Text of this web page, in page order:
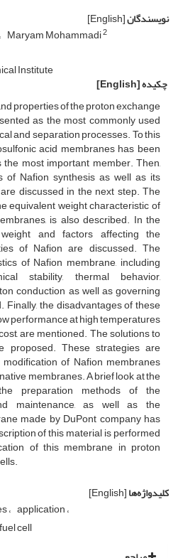
نویسندگان[English]
Maryam Mohammadi2
Institute
چکیده[English]
properties of the proton exchange
as the most commonly used
and separation processes. To this
acid membranes has been
most important member. Then,
of Nafion synthesis as well as its
discussed in the next step. The
equivalent weight characteristic of
is also described. In the
and factors affecting the
of Nafion are discussed. The
of Nafion membrane, including
stability, thermal behavior,
conduction as well as governing
Finally, the disadvantages of these
performance at high temperatures
are mentioned. The solutions to
proposed. These strategies are
of Nafion membranes
membranes. A brief look at the
preparation methods of the
maintenance, as well as the
made by DuPont company has
of this material is performed
of this membrane in proton
کلیدواژه‌ها[English]
application
cell